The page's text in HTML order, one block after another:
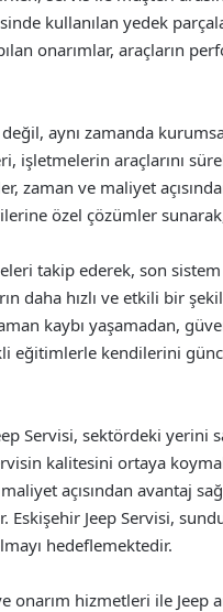
kullanılan yedek
onarımlar, araçların
aynı zamanda
işletmelerin araçlarını
zaman ve maliyet
özel çözümler
takip ederek, son sistem
daha hızlı ve etkili bir
kaybı yaşamadan,
eğitimlerle kendilerini
Servisi, sektördeki yerini
kalitesini ortaya
açısından avantaj
Eskişehir Jeep Servisi,
hedeflemektedir.
onarım hizmetleri ile Jeep